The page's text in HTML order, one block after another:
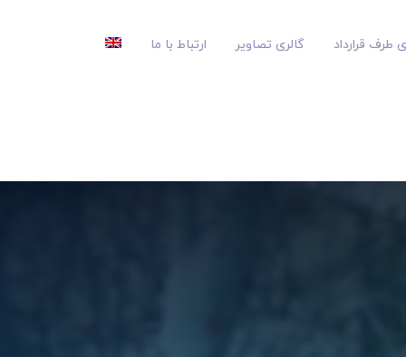
طرف قرارداد گالری تصاویر ارتباط با ما